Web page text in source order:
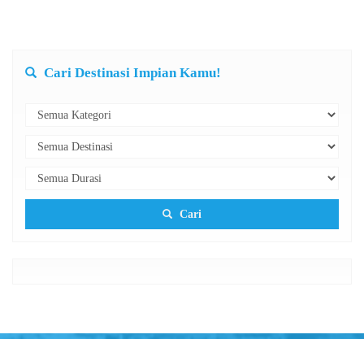
Cari Destinasi Impian Kamu!
Cari